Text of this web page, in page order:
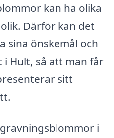
kan ha olika
Därför kan det
sina önskemål och
Hult, så att man får
sitt
i